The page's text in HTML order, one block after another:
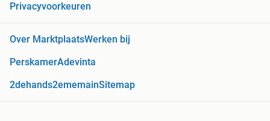
Privacyvoorkeuren
Over MarktplaatsWerken bij
PerskamerAdevinta
2dehands2ememainSitemap